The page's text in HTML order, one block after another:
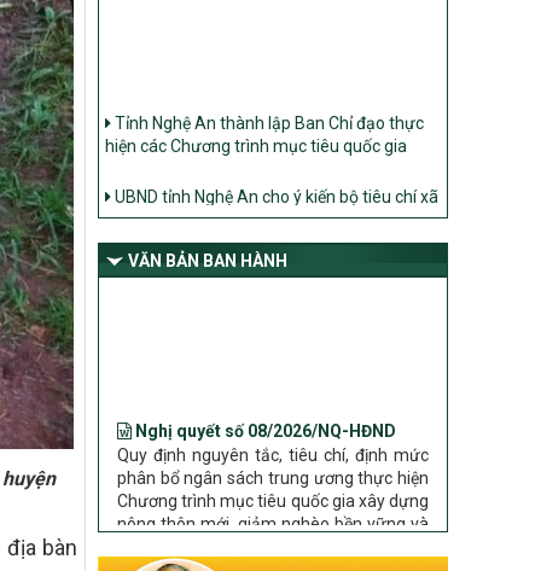
địa bàn
hiện các Chương trình mục tiêu quốc gia
Nông thôn mới
Chỉ thị về đẩy mạnh thực hiện Chương trình
mục tiêu quốc gia xây dựng nông thôn mới,
mục tiêu quốc gia trên địa bàn
VĂN BẢN BAN HÀNH
Quy định nguyên tắc, tiêu chí, định mức
phân bổ ngân sách trung ương thực hiện
Chương trình mục tiêu quốc gia xây dựng
nông thôn mới, giảm nghèo bền vững và
phát triển kinh tế – xã hội vùng đồng bào
dân tộc thiểu số và miền núi giai đoạn
2026 – 2030 trên địa bàn tỉnh Nghệ An